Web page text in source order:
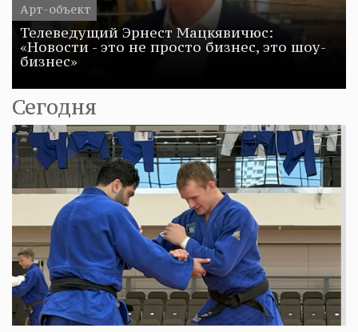
Арт-объект
Телеведущий Эрнест Мацкявичюс:
«Новости - это не просто бизнес, это шоу-
бизнес»
Сегодня